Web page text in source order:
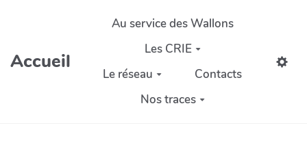
Aller au contenu principal
Accueil
Au service des Wallons
Les CRIE
Le réseau
Contacts
Nos traces